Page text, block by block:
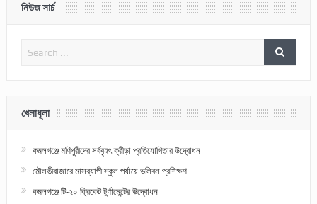
নিউজ সার্চ
খেলাধূলা
কমলগঞ্জে মণিপুরীদের সর্ববৃহৎ ক্রীড়া প্রতিযোগিতার উদ্বোধন
মৌলভীবাজারে মাসব্যাপী স্কুল পর্যায়ে ভলিবল প্রশিক্ষণ
কমলগঞ্জে টি-২০ ক্রিকেট টুর্ণামেন্টের উদ্বোধন